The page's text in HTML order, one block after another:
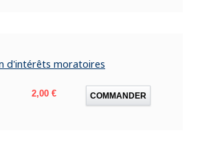
d'intérêts moratoires
Prix
2,00 € COMMANDER